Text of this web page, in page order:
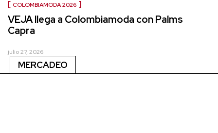
COLOMBIAMODA 2026
VEJA llega a Colombiamoda con Palms
Capra
julio 27, 2026
MERCADEO